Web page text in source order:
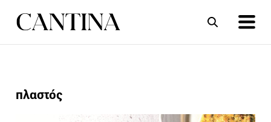
πλαστός